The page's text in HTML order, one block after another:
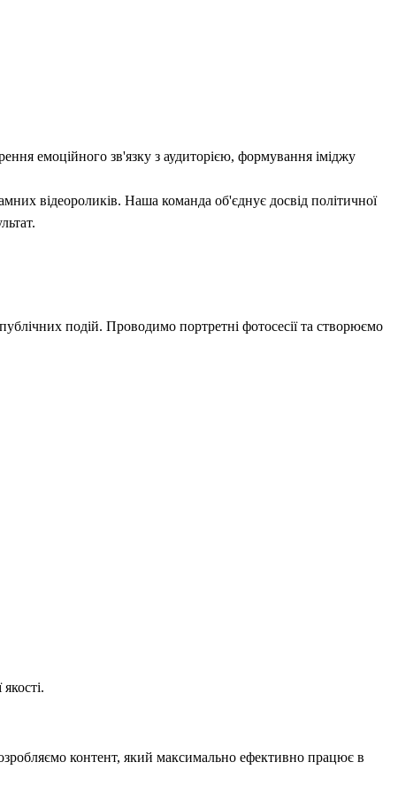
емоційного зв'язку з аудиторією, формування іміджу
відеороликів. Наша команда об'єднує досвід політичної
подій. Проводимо портретні фотосесії та створюємо
контент, який максимально ефективно працює в